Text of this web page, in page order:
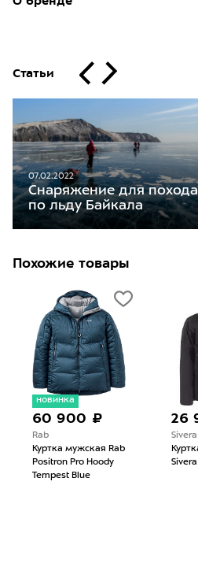
Статьи
07.02.2022
Снаряжение для похода
по льду Байкала
Похожие товары
новинка
60 900 ₽
Rab
Куртка мужская Rab
Positron Pro Hoody
Tempest Blue
26
Sivera